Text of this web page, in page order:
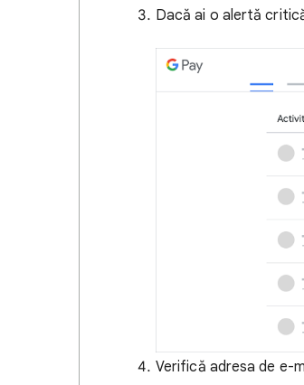
Dacă ai o alertă
Verifică adresa de e-